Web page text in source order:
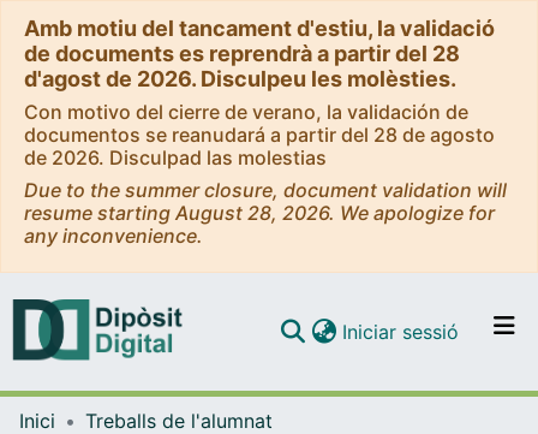
Amb motiu del tancament d'estiu, la validació
de documents es reprendrà a partir del 28
d'agost de 2026. Disculpeu les molèsties.
Con motivo del cierre de verano, la validación de
documentos se reanudará a partir del 28 de agosto
de 2026. Disculpad las molestias
Due to the summer closure, document validation will
resume starting August 28, 2026. We apologize for
any inconvenience.
Navega per tot el DD
Iniciar sessió (current)
Inici
Treballs de l'alumnat